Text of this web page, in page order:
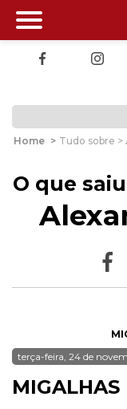
Home > Tudo sobre
O que
terça-feira, 24 de